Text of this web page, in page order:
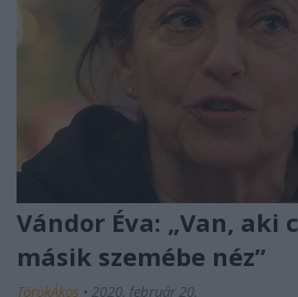
Vándor Éva: „Van, aki
másik szemébe néz”
TörökÁkos • 2020. február 20.